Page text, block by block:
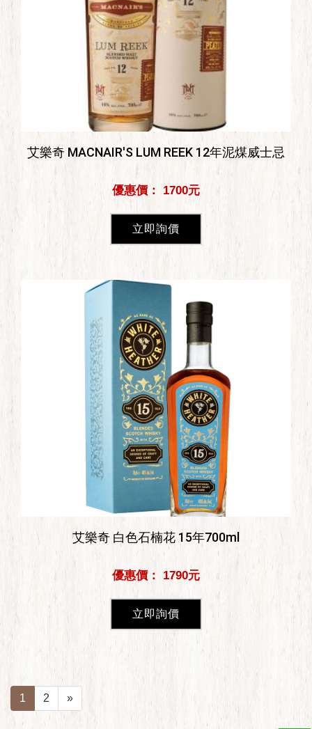
艾樂奇 MACNAIR'S LUM REEK 12年泥煤威士忌
優惠價： 1700元
立即詢價
艾樂奇 白色石楠花 15年700ml
優惠價： 1790元
立即詢價
1 2 »